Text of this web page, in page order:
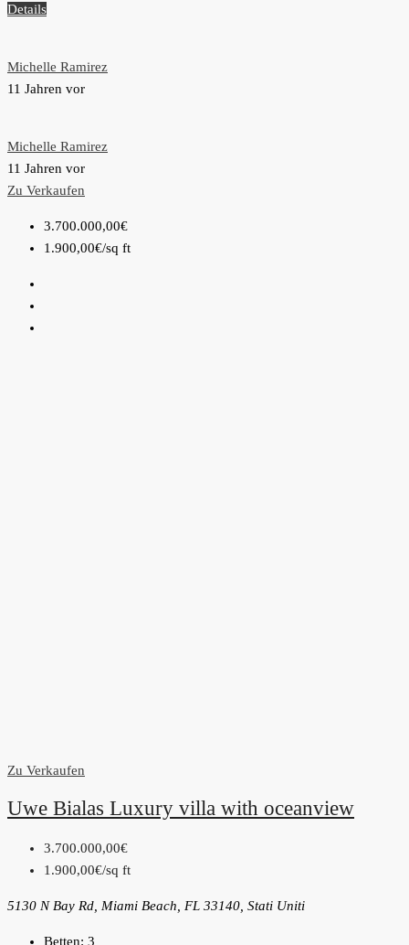
Details
Michelle Ramirez
11 Jahren vor
Michelle Ramirez
11 Jahren vor
Zu Verkaufen
3.700.000,00€
1.900,00€/sq ft
Zu Verkaufen
Uwe Bialas Luxury villa with oceanview
3.700.000,00€
1.900,00€/sq ft
5130 N Bay Rd, Miami Beach, FL 33140, Stati Uniti
Betten: 3